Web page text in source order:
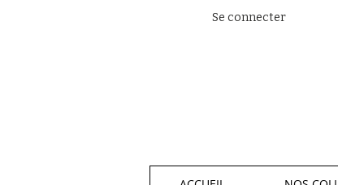
Se connecter